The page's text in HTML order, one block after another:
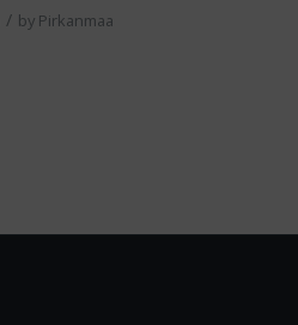
/ by Pirkanmaa